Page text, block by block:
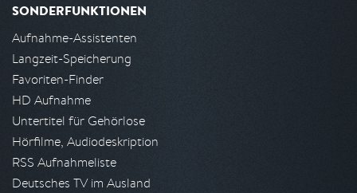
SONDERFUNKTIONEN
Aufnahme-Assistenten
Langzeit-Speicherung
Favoriten-Finder
HD Aufnahme
Untertitel für Gehörlose
Hörfilme, Audiodeskription
RSS Aufnahmeliste
Deutsches TV im Ausland